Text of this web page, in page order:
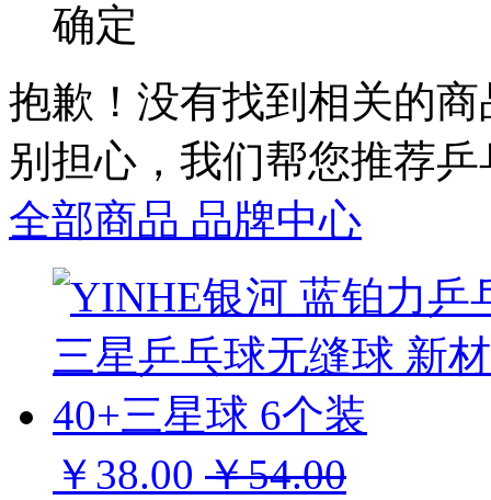
确定
抱歉！没有找到相关的商
别担心，我们帮您推荐乒
全部商品 品牌中心
￥38.00 ￥54.00